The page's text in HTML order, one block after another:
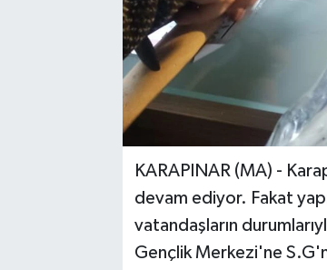
KARAPINAR (MA) -
devam ediyor. Fakat
vatandaşların
Gençlik Merkezi'ne